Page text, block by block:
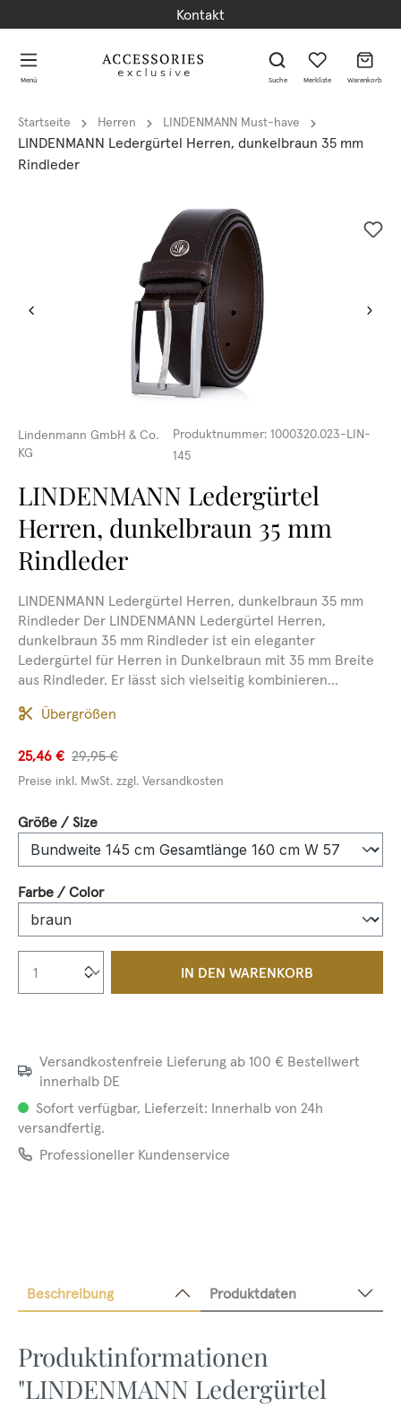
Kontakt
Menü Suche Merkliste Warenkorb
Startseite Herren LINDENMANN Must-have
LINDENMANN Ledergürtel Herren, dunkelbraun 35 mm
Rindleder
Lindenmann GmbH & Co.
KG
Produktnummer:1000320.023-LIN-
145
LINDENMANN Ledergürtel
Herren, dunkelbraun 35 mm
Rindleder
LINDENMANN Ledergürtel Herren, dunkelbraun 35 mm
Rindleder Der LINDENMANN Ledergürtel Herren,
dunkelbraun 35 mm Rindleder ist ein eleganter
Ledergürtel für Herren in Dunkelbraun mit 35 mm Breite
aus Rindleder. Er lässt sich vielseitig kombinieren...
Übergrößen
25,46 € 29,95 €
Preise inkl. MwSt. zzgl. Versandkosten
Größe / Sizeauswählen
Farbe / Colorauswählen
Produkt Anzahl: Gib den
IN DEN WARENKORB
Versandkostenfreie Lieferung ab 100 € Bestellwert
innerhalb DE
Sofort verfügbar, Lieferzeit: Innerhalb von 24h
versandfertig.
Professioneller Kundenservice
Beschreibung Produktdaten
Produktinformationen
"LINDENMANN Ledergürtel